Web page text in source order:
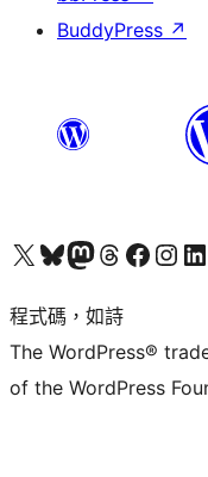
BuddyPress ↗
查看我們的 X (之前的 Twitter) 帳號造訪我們的 Bluesky 帳號造訪我們的 Mastodon 帳號造訪我們的 Threads 帳號 造訪我們的 Facebook 粉絲專頁Visit ourVisit
程式碼，如詩
The WordPress®
of the WordPress